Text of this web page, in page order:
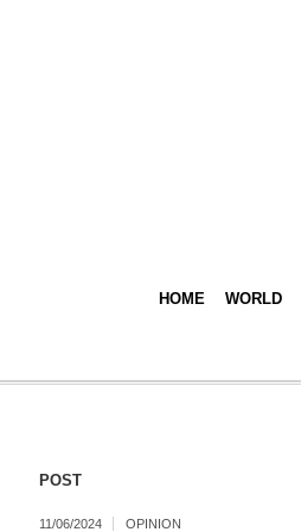
HOME WORLD
POST
11/06/2024 OPINION